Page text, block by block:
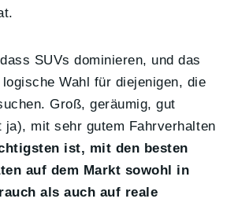
SUVs dominieren, und das
Wahl für diejenigen, die
Groß, geräumig, gut
mit sehr gutem Fahrverhalten
ist, mit den besten
auf dem Markt sowohl in
als auch auf reale